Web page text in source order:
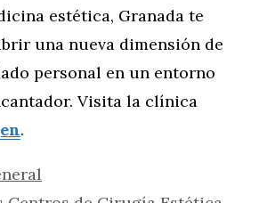
estética, Granada te
una nueva dimensión de
personal en un entorno
Visita la clínica
.